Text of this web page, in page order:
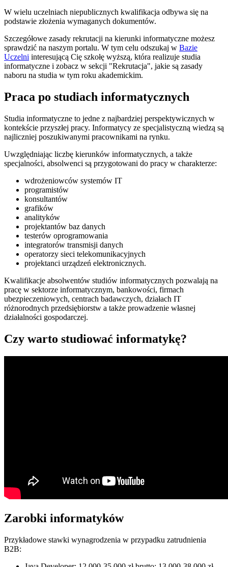
W wielu uczelniach niepublicznych kwalifikacja odbywa się na
podstawie złożenia wymaganych dokumentów.
Szczegółowe zasady rekrutacji na kierunki informatyczne możesz
sprawdzić na naszym portalu. W tym celu odszukaj w Bazie
Uczelni interesującą Cię szkołę wyższą, która realizuje studia
informatyczne i zobacz w sekcji "Rekrutacja", jakie są zasady
naboru na studia w tym roku akademickim.
Praca po studiach informatycznych
Studia informatyczne to jedne z najbardziej perspektywicznych w
kontekście przyszłej pracy. Informatycy ze specjalistyczną wiedzą są
najliczniej poszukiwanymi pracownikami na rynku.
Uwzględniając liczbę kierunków informatycznych, a także
specjalności, absolwenci są przygotowani do pracy w charakterze:
wdrożeniowców systemów IT
programistów
konsultantów
grafików
analityków
projektantów baz danych
testerów oprogramowania
integratorów transmisji danych
operatorzy sieci telekomunikacyjnych
projektanci urządzeń elektronicznych.
Kwalifikacje absolwentów studiów informatycznych pozwalają na
pracę w sektorze informatycznym, bankowości, firmach
ubezpieczeniowych, centrach badawczych, działach IT
różnorodnych przedsiębiorstw a także prowadzenie własnej
działalności gospodarczej.
Czy warto studiować informatykę?
Zarobki informatyków
Przykładowe stawki wynagrodzenia w przypadku zatrudnienia
B2B: